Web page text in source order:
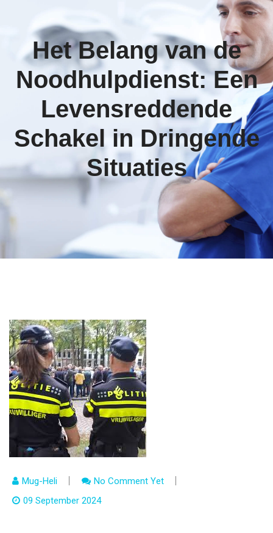
Het Belang van de
Noodhulpdienst: Een
Levensreddende
Schakel in Dringende
Situaties
Mug-Heli
No Comment Yet
09 September 2024